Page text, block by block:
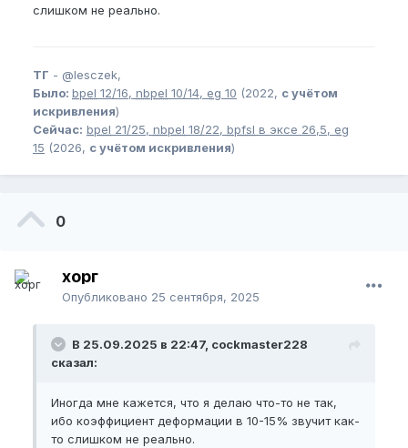
слишком не реально.
ТГ - @lesczek,
Было: bpel 12/16, nbpel 10/14, eg 10 (2022, с учётом
искривления)
Сейчас: bpel 21/25, nbpel 18/22, bpfsl в эксе 26,5, eg
15 (2026, с учётом искривления)
0
хорг
Опубликовано 25 сентября, 2025
В 25.09.2025 в 22:47, cockmaster228
сказал:
Иногда мне кажется, что я делаю что-то не так,
ибо коэффициент деформации в 10-15% звучит как-
то слишком не реально.